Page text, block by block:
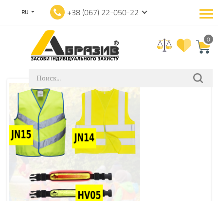
RU +38 (067) 22-050-22
0